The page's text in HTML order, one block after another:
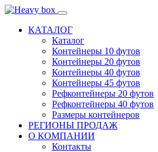
КАТАЛОГ
Каталог
Контейнеры 10 футов
Контейнеры 20 футов
Контейнеры 40 футов
Контейнеры 45 футов
Рефконтейнеры 20 футов
Рефконтейнеры 40 футов
Размеры контейнеров
РЕГИОНЫ ПРОДАЖ
О КОМПАНИИ
Контакты